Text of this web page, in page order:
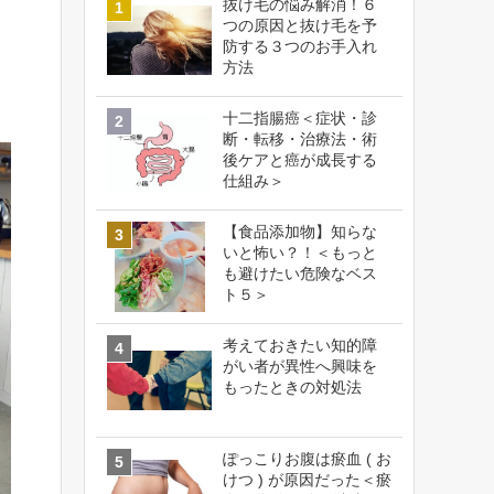
抜け毛の悩み解消！６
つの原因と抜け毛を予
防する３つのお手入れ
方法
十二指腸癌＜症状・診
断・転移・治療法・術
後ケアと癌が成長する
仕組み＞
【食品添加物】知らな
いと怖い？！＜もっと
も避けたい危険なベス
ト５＞
考えておきたい知的障
がい者が異性へ興味を
もったときの対処法
ぽっこりお腹は瘀血 ( お
けつ ) が原因だった＜瘀